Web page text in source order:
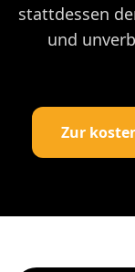
stattdessen
und
Zur